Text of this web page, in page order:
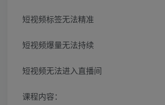
短视频标签无法精准
短视频爆量无法持续
短视频无法进入直播间
课程内容：